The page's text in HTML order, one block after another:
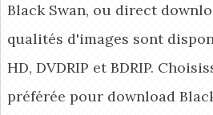
Black Swan, ou direct
qualités d'images sont
HD, DVDRIP et BDRIP.
préférée pour download